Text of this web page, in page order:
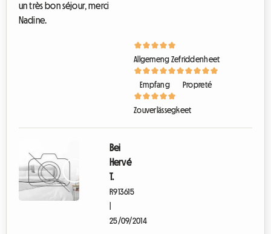
un très bon séjour, merci
Nadine.
Allgemeng Zefriddenheet
Empfang Propreté
Zouverlässegkeet
Bei
Hervé
T.
R913615
25/09/2014